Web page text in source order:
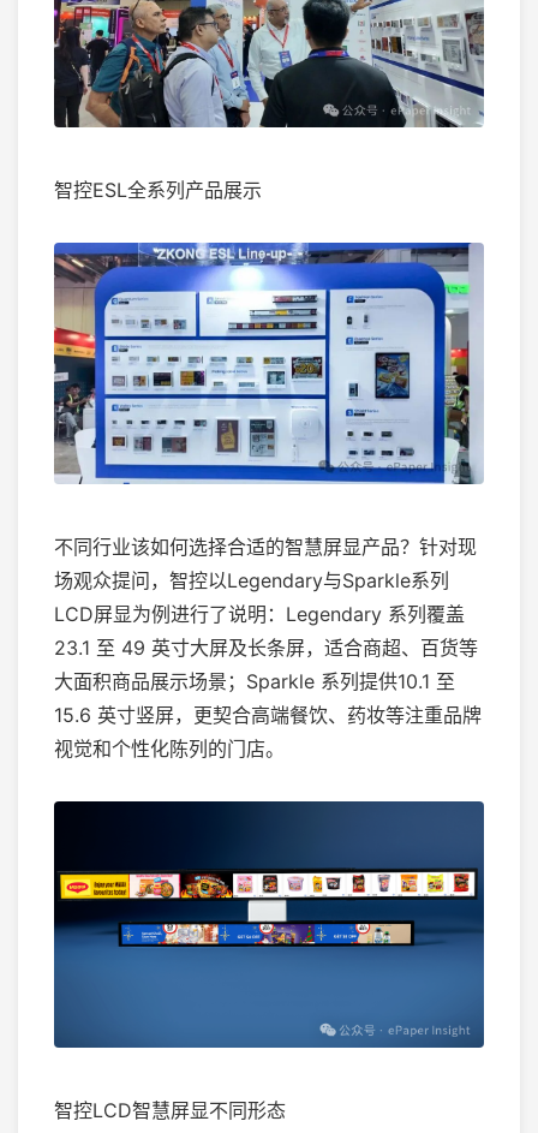
智控ESL全系列产品展示
不同行业该如何选择合适的智慧屏显产品？针对现
场观众提问，智控以Legendary与Sparkle系列
LCD屏显为例进行了说明：Legendary 系列覆盖
23.1 至 49 英寸大屏及长条屏，适合商超、百货等
大面积商品展示场景；Sparkle 系列提供10.1 至
15.6 英寸竖屏，更契合高端餐饮、药妆等注重品牌
视觉和个性化陈列的门店。
智控LCD智慧屏显不同形态